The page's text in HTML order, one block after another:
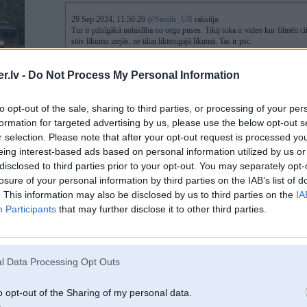
- Do Not Process My Personal Information
opt-out of the sale, sharing to third parties, or processing of your
for targeted advertising by us, please use the below opt-out
selection. Please note that after your opt-out request is processed
interest-based ads based on personal information utilized by us
to third parties prior to your opt-out. You may separately
of your personal information by third parties on the IAB’s list of
This information may also be disclosed by us to third parties on the
Participants that may further disclose it to other third parties.
Data Processing Opt Outs
opt-out of the Sharing of my personal data.
29 Sep 2024, 11:50:26 @Sandis_UR rakstīja:
Tur ir pilnīgākā nolaidība no orgu puses. Tikij toka ir video kur filmēti
stāv līkumu izejās, ne tikai liktenigajā līkumā. Tas ir psc.
Nav tā, ka būtu baigi bieži bijis uz LT rallijiem, bet tās dažas reizes, cik ir
sliktāk, nekā pie mums. Pofigisma līmenis ir krietni augstāks. Tāpēc
29 Sep 2024, 14:19:07@subarurakstīja:
Nav tā, ka nopietnie braucēji kā orientierus stenogrammās izvēlas nelikt
Ja esi lasījis nolikumu, tad tur nav punkts ka var piedalīties tikai nopietni
rallijsprinti.
Orgam domājot apr drošibu ir jaživērtē riski, kas var notikt ja pilots-
Ja pilots vai stūrmanis nevar kļūdīties neapdraudot citus, tad rallija bodi